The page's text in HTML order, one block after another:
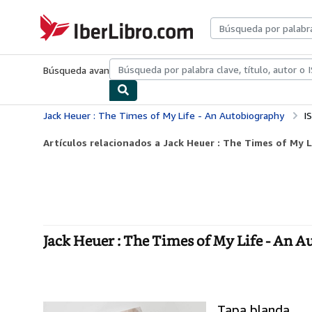
IberLibro.com
Búsqueda avanzadaColecciones Libros antiguosArte y
Jack Heuer : The Times of My Life - An Autobiography
Artículos relacionados a Jack Heuer : The Times of My
Jack Heuer : The Times of My Life - An